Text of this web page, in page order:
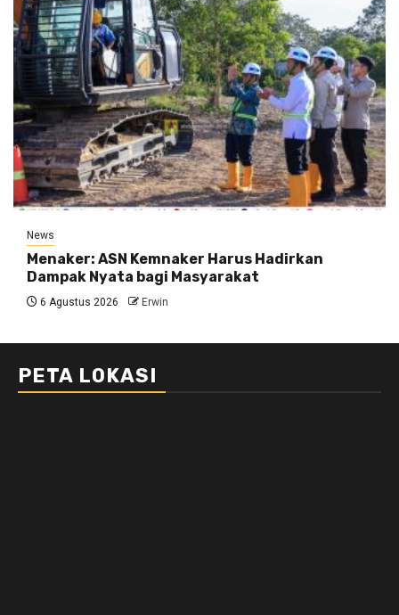
News
Menaker: ASN Kemnaker Harus Hadirkan
Dampak Nyata bagi Masyarakat
6 Agustus 2026 Erwin
PETA LOKASI